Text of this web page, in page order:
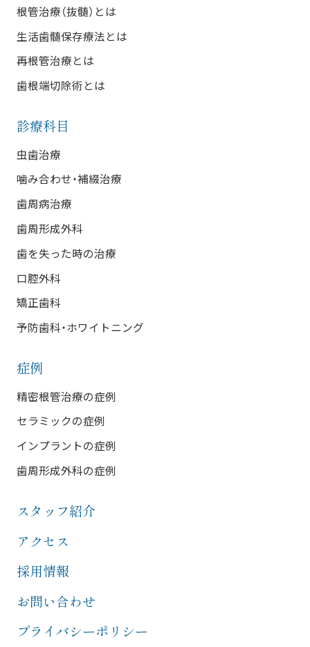
根管治療（抜髄）とは
生活歯髄保存療法とは
再根管治療とは
歯根端切除術とは
診療科目
虫歯治療
噛み合わせ・補綴治療
歯周病治療
歯周形成外科
歯を失った時の治療
口腔外科
矯正歯科
予防歯科・ホワイトニング
症例
精密根管治療の症例
セラミックの症例
インプラントの症例
歯周形成外科の症例
スタッフ紹介
アクセス
採用情報
お問い合わせ
プライバシーポリシー